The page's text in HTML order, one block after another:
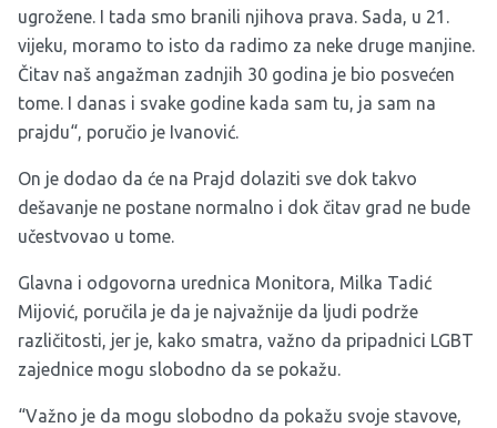
ugrožene. I tada smo branili njihova prava. Sada, u 21.
vijeku, moramo to isto da radimo za neke druge manjine.
Čitav naš angažman zadnjih 30 godina je bio posvećen
tome. I danas i svake godine kada sam tu, ja sam na
prajdu“, poručio je Ivanović.
On je dodao da će na Prajd dolaziti sve dok takvo
dešavanje ne postane normalno i dok čitav grad ne bude
učestvovao u tome.
Glavna i odgovorna urednica Monitora, Milka Tadić
Mijović, poručila je da je najvažnije da ljudi podrže
različitosti, jer je, kako smatra, važno da pripadnici LGBT
zajednice mogu slobodno da se pokažu.
“Važno je da mogu slobodno da pokažu svoje stavove,